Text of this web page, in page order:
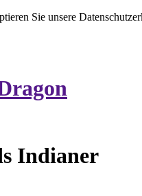
Sie unsere
Indianer